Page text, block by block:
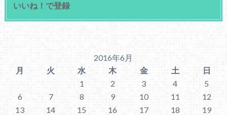
いいね！で登録
2016年6月
月
火 水 木 金 土
日
1
2 3 4
5
6
7 8 9 10 11
12
13
14 15 16 17 18
19